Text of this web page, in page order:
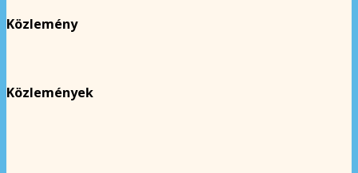
Közlemény
Közlemények